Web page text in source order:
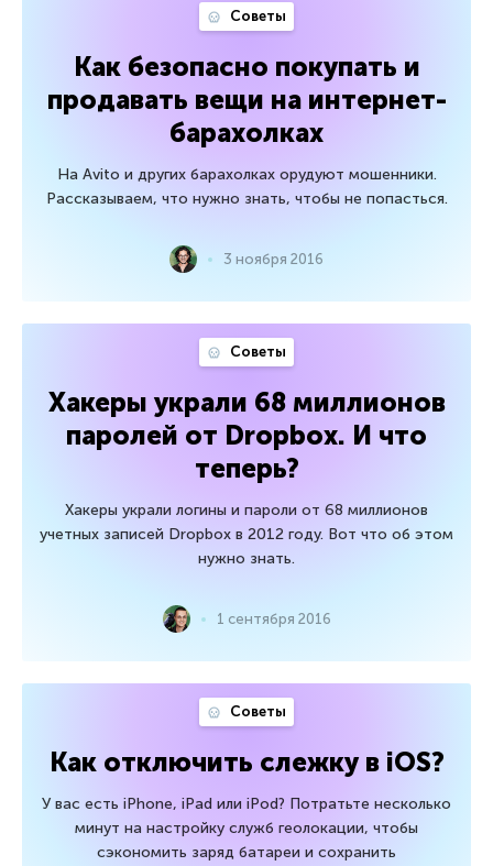
Советы
Как безопасно покупать и
продавать вещи на интернет-
барахолках
На Avito и других барахолках орудуют мошенники.
Рассказываем, что нужно знать, чтобы не попасться.
3 ноября 2016
Советы
Хакеры украли 68 миллионов
паролей от Dropbox. И что
теперь?
Хакеры украли логины и пароли от 68 миллионов
учетных записей Dropbox в 2012 году. Вот что об этом
нужно знать.
1 сентября 2016
Советы
Как отключить слежку в iOS?
У вас есть iPhone, iPad или iPod? Потратьте несколько
минут на настройку служб геолокации, чтобы
сэкономить заряд батареи и сохранить